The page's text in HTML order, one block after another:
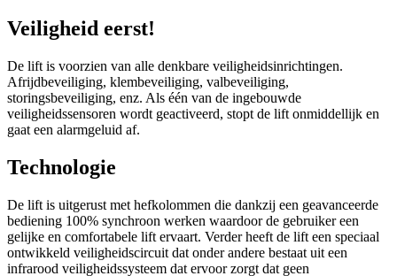
Veiligheid eerst!
De lift is voorzien van alle denkbare veiligheidsinrichtingen.
Afrijdbeveiliging, klembeveiliging, valbeveiliging,
storingsbeveiliging, enz. Als één van de ingebouwde
veiligheidssensoren wordt geactiveerd, stopt de lift onmiddellijk en
gaat een alarmgeluid af.
Technologie
De lift is uitgerust met hefkolommen die dankzij een geavanceerde
bediening 100% synchroon werken waardoor de gebruiker een
gelijke en comfortabele lift ervaart. Verder heeft de lift een speciaal
ontwikkeld veiligheidscircuit dat onder andere bestaat uit een
infrarood veiligheidssysteem dat ervoor zorgt dat geen